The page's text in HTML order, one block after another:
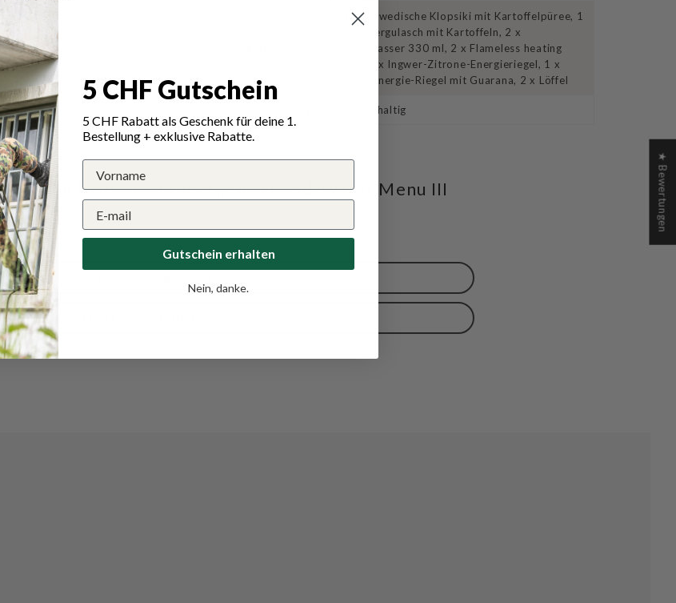
50 Jahren
zu 15 Jahren
1 x Schwedische Klopsiki mit Kartoffelpüree, 1
x Rindergulasch mit Kartoffeln, 2 x
Trinkwasser 330 ml, 2 x Flameless heating
pad, 1 x Ingwer-Zitrone-Energieriegel, 1 x
Superenergie-Riegel mit Guarana, 2 x Löffel
Fleischhaltig
Ration Notvorrat Emergency Food/Water Menu III
Schreiben Sie die erste Bewertung
★ Bewertungen
5 CHF Gutschein
5 CHF Rabatt als Geschenk für deine 1.
Bestellung + exklusive Rabatte.
Gutschein erhalten
Nein, danke.